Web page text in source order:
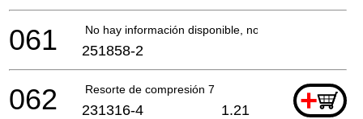
No hay información disponible, no se puede pedir
061 251858-2
Resorte de compresión 7 +
062 231316-4 1.21